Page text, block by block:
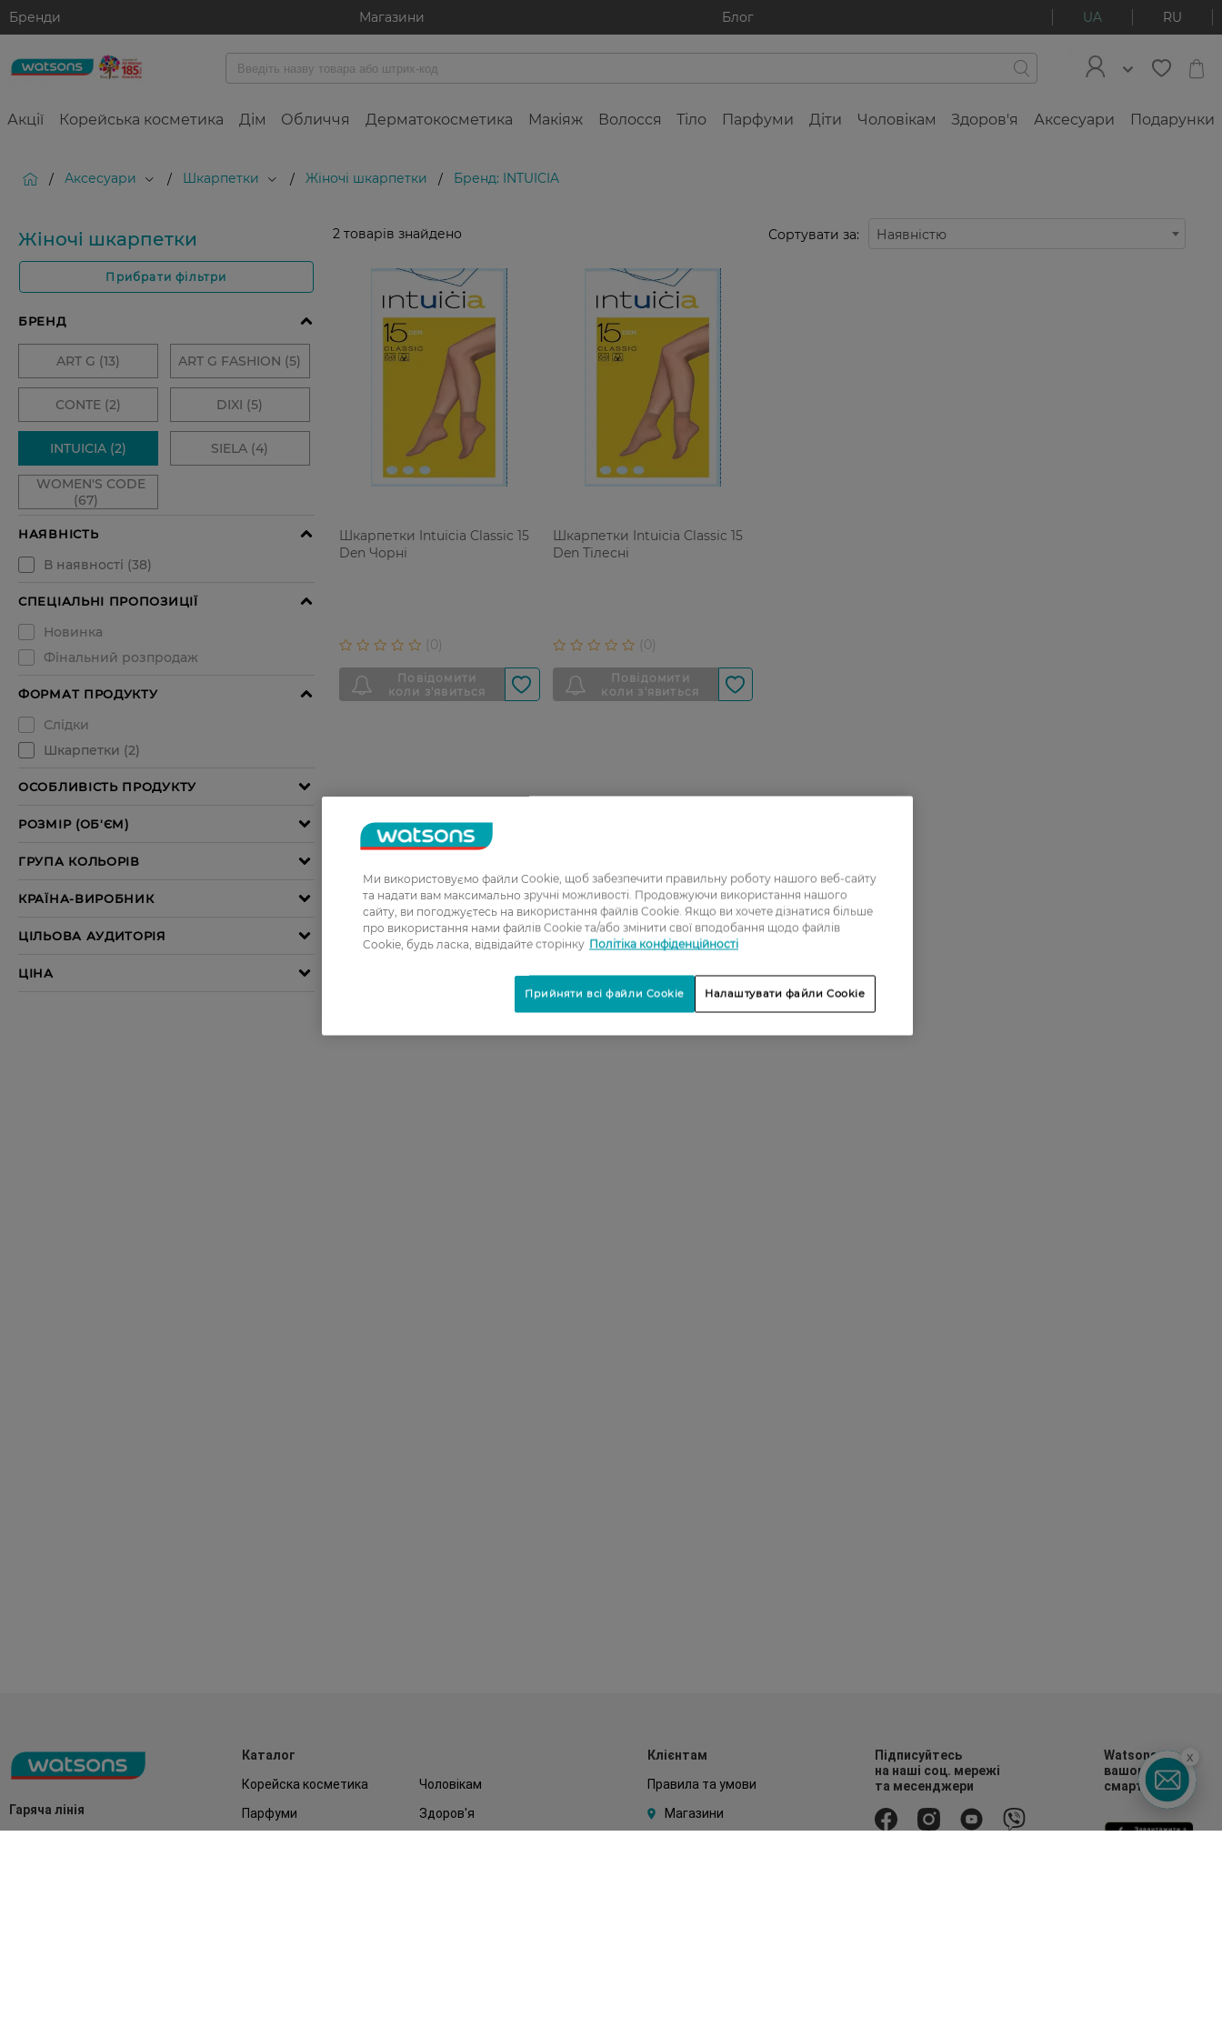
Бренди Магазини Блог UA RU
Акції Корейська косметика Дім Обличчя Дерматокосметика Макіяж Волосся Тіло Парфуми Діти Чоловікам Здоров'я Аксесуари Подарунки
/ Аксесуари / Шкарпетки / Жіночі шкарпетки / Бренд: INTUICIA
Жіночі шкарпетки
Прибрати фільтри
2 товарів знайдено Сортувати за: Наявністю
Шкарпетки Intuicia Classic 15
Den Чорні
Шкарпетки Intuicia Classic 15
Den Тілесні
Гаряча лінія
Каталог
Корейска косметика
Чоловікам
Парфуми
Здоров'я
Клієнтам
Правила та умови
Магазини
Підписуйтесь
на наші соц. мережі
та месенджери
Watsons в
вашому
смартфоні
x
Ми використовуємо файли Cookie, щоб забезпечити правильну роботу нашого веб-сайту
та надати вам максимально зручні можливості. Продовжуючи використання нашого
сайту, ви погоджуєтесь на використання файлів Cookie. Якщо ви хочете дізнатися більше
про використання нами файлів Cookie та/або змінити свої вподобання щодо файлів
Cookie, будь ласка, відвідайте сторінку Політіка конфіденційності
Налаштувати файли Cookie
Прийняти всі файли Cookie